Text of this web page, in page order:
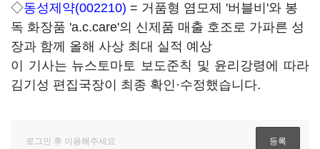
◇동성제약(002210) = 거품형 염모제 '버블비'와 봉
독 화장품 'a.c.care'의 신제품 매출 호조로 가파른 성
장과 함께 올해 사상 최대 실적 예상
이 기사는 뉴스토마토 보도준칙 및 윤리강령에 따라
김기성 편집국장이 최종 확인·수정했습니다.